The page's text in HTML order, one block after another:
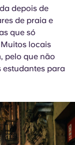
depois de
de praia e
que só
locais
pelo que não
estudantes para